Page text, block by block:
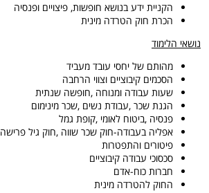
הקניית ידע בנושא חופשות, פיצויים ופנסיה
הכרת חוק הטרדה מינית
נושאי הלימוד
מהותם של יחסי עובד מעביד
הסכמים קיבוציים וצווי הרחבה
שעות עבודה ומנוחה ,חופשה שנתית
הגנת שכר ,עבודת נשים ,שכר מינימום
פנסיה ,ביטוח לאומי ,קופת גמל
אפליה בעבודה-חוק שכר שווה ,חוק גיל פרישה
פיטורים והתפטרות
סכסוכי עבודה קיבוציים
חברות כוח-אדם
החוק להטרדה מינית